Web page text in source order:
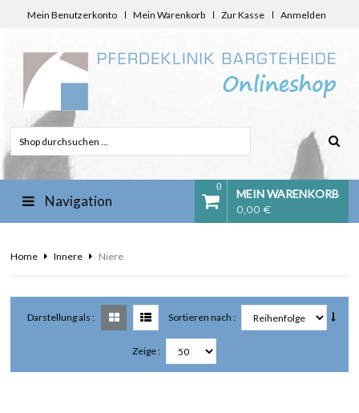
Mein Benutzerkonto Mein Warenkorb Zur Kasse Anmelden
Navigation
0
MEIN WARENKORB
0,00 €
Home Innere Niere
Darstellung als : Sortieren nach :
Zeige :